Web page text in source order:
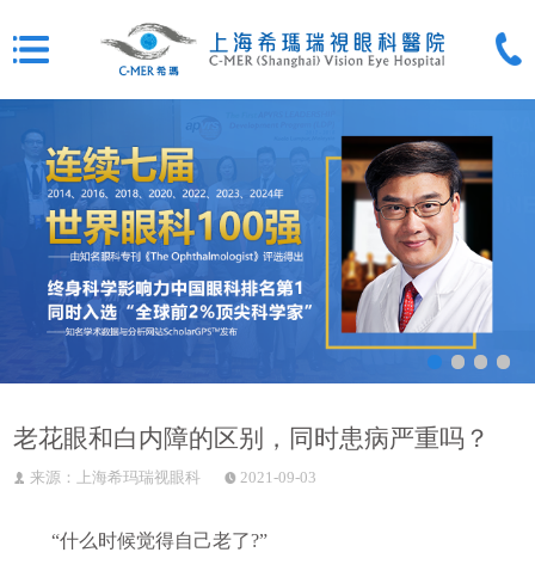
老花眼和白内障的区别，同时患病严重吗？
来源：上海希玛瑞视眼科 2021-09-03
“什么时候觉得自己老了?”